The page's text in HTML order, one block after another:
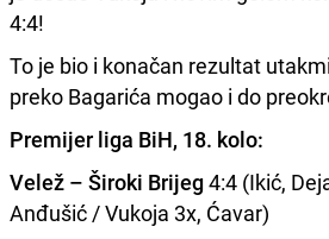
4:4!
To je bio i konačan rezultat
preko Bagarića mogao i do
Premijer liga BiH, 18. kolo:
Velež – Široki Brijeg4:4 (Ikić,
Anđušić / Vukoja 3x, Ćavar)